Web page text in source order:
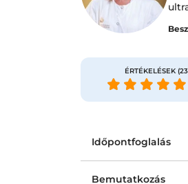
ÉRTÉKELÉSEK
Időpontfoglalás
Bemutatkozás